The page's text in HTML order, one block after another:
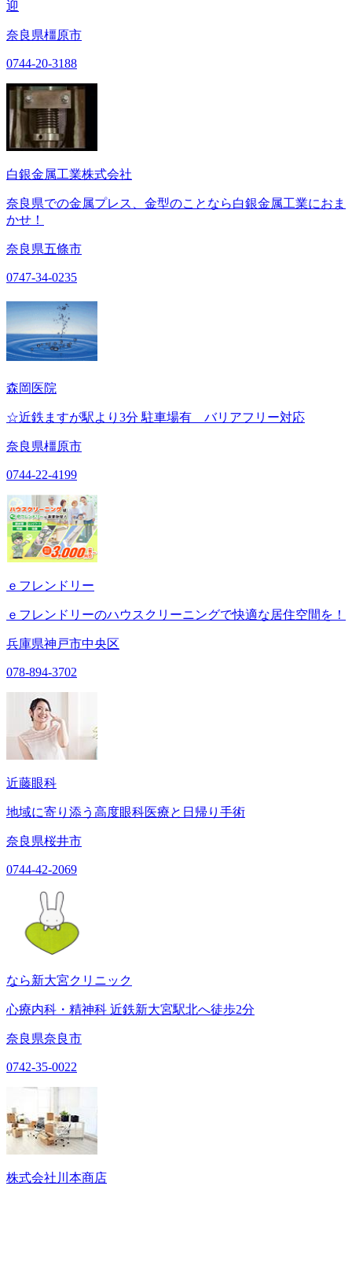
迎
奈良県橿原市
0744-20-3188
白銀金属工業株式会社
奈良県での金属プレス、金型のことなら白銀金属工業におま
かせ！
奈良県五條市
0747-34-0235
森岡医院
☆近鉄ますが駅より3分 駐車場有 バリアフリー対応
奈良県橿原市
0744-22-4199
ｅフレンドリー
ｅフレンドリーのハウスクリーニングで快適な居住空間を！
兵庫県神戸市中央区
078-894-3702
近藤眼科
地域に寄り添う高度眼科医療と日帰り手術
奈良県桜井市
0744-42-2069
なら新大宮クリニック
心療内科・精神科 近鉄新大宮駅北へ徒歩2分
奈良県奈良市
0742-35-0022
株式会社川本商店